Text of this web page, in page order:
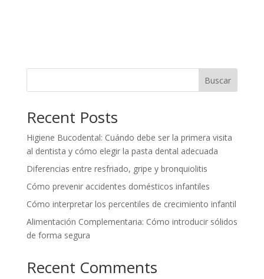
Buscar
Recent Posts
Higiene Bucodental: Cuándo debe ser la primera visita
al dentista y cómo elegir la pasta dental adecuada
Diferencias entre resfriado, gripe y bronquiolitis
Cómo prevenir accidentes domésticos infantiles
Cómo interpretar los percentiles de crecimiento infantil
Alimentación Complementaria: Cómo introducir sólidos
de forma segura
Recent Comments